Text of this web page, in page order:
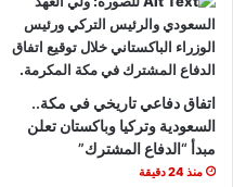
اتفاق دفاعي تاريخي في مكة..
السعودية وتركيا وباكستان تعلن
مبدأ “الدفاع المشترك”
منذ 24 دقيقة